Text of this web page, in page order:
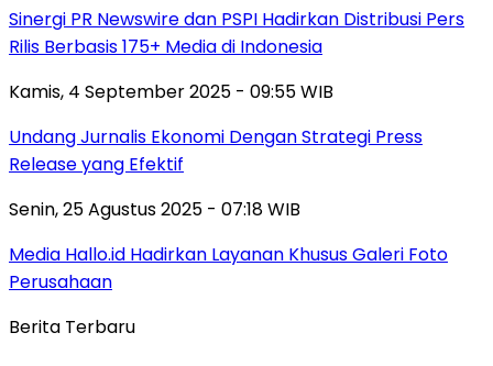
Sinergi PR Newswire dan PSPI Hadirkan Distribusi Pers
Rilis Berbasis 175+ Media di Indonesia
Kamis, 4 September 2025 - 09:55 WIB
Undang Jurnalis Ekonomi Dengan Strategi Press
Release yang Efektif
Senin, 25 Agustus 2025 - 07:18 WIB
Media Hallo.id Hadirkan Layanan Khusus Galeri Foto
Perusahaan
Berita Terbaru